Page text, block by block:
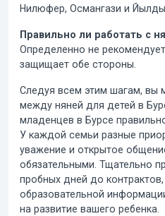
Нилюфер, Османгази и
Правильно ли работать с
Определенно не
защищает обе стороны.
Следуя всем этим шагам, вы
между няней для детей в
младенцев в Бурсе
У каждой семьи разные
уважение и открытое
обязательными. Тщательно
пробных дней до
образовательной
на развитие вашего ребенка.